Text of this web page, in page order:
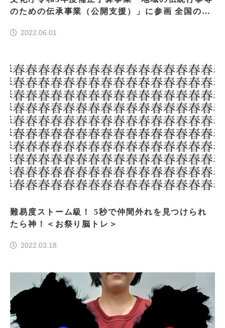
のための伝承事業（公開支援）」に参画 全国の伝
2022.06.01
難易度ストーム級！ 5秒で仲間外れを見つけられ
たら神！＜お祭り脳トレ＞
2022.03.18